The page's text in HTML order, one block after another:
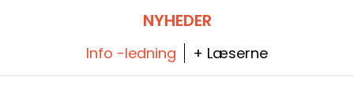
NYHEDER
Info -ledning + Læserne